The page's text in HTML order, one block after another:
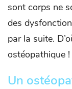
sont corps ne
des
par la suite.
ostéopathique !
Un